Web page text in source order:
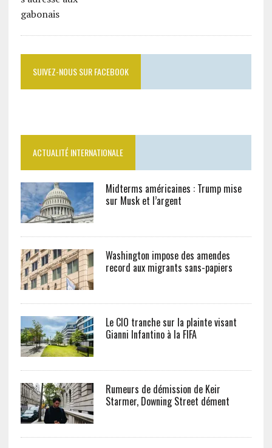
SUIVEZ-NOUS SUR FACEBOOK
ACTUALITÉ INTERNATIONALE
Midterms américaines : Trump mise
sur Musk et l’argent
Washington impose des amendes
record aux migrants sans-papiers
Le CIO tranche sur la plainte visant
Gianni Infantino à la FIFA
Rumeurs de démission de Keir
Starmer, Downing Street dément